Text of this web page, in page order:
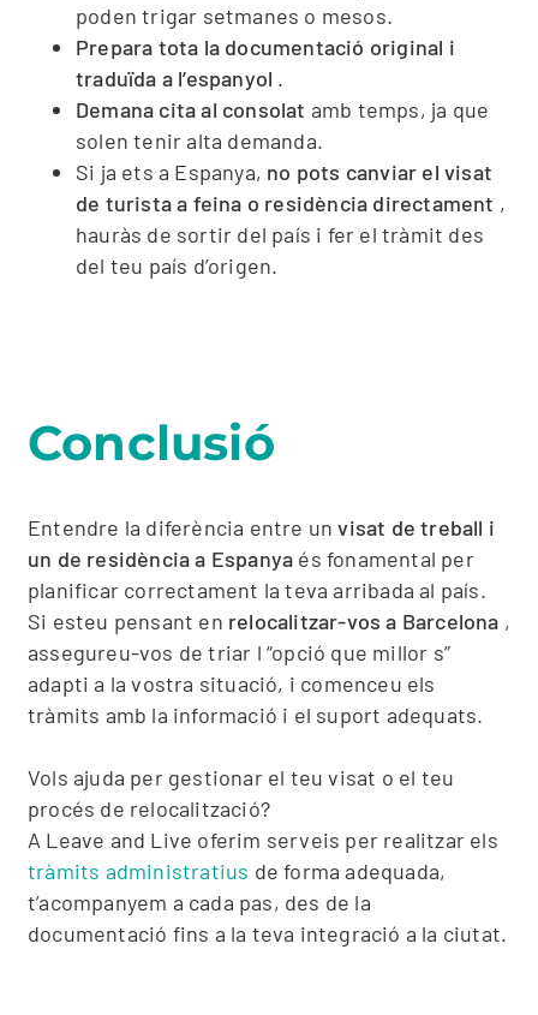
poden trigar setmanes o mesos.
Prepara tota la documentació original i
traduïda a l’espanyol .
Demana cita al consolat amb temps, ja que
solen tenir alta demanda.
Si ja ets a Espanya, no pots canviar el visat
de turista a feina o residència directament ,
hauràs de sortir del país i fer el tràmit des
del teu país d’origen.
Conclusió
Entendre la diferència entre unvisat de treball i
un de residència a Espanya és fonamental per
planificar correctament la teva arribada al país.
Si esteu pensant en relocalitzar-vos a Barcelona ,
​​assegureu-vos de triar l “opció que millor s”
adapti a la vostra situació, i comenceu els
tràmits amb la informació i el suport adequats.
Vols ajuda per gestionar el teu visat o el teu
procés de relocalització?
A Leave and Live oferim serveis per realitzar els
tràmits administratius de forma adequada,
t’acompanyem a cada pas, des de la
documentació fins a la teva integració a la ciutat.